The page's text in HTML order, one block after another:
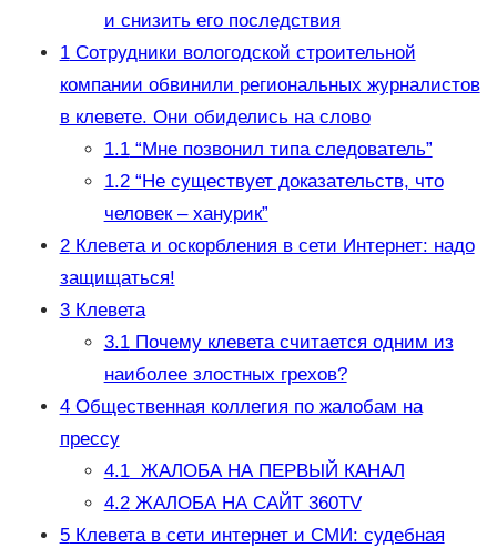
и снизить его последствия
1Сотрудники вологодской строительной
компании обвинили региональных журналистов
в клевете. Они обиделись на слово
1.1“Мне позвонил типа следователь”
1.2“Не существует доказательств, что
человек – ханурик”
2Клевета и оскорбления в сети Интернет: надо
защищаться!
3Клевета
3.1Почему клевета считается одним из
наиболее злостных грехов?
4Общественная коллегия по жалобам на
прессу
4.1ЖАЛОБА НА ПЕРВЫЙ КАНАЛ
4.2ЖАЛОБА НА САЙТ 360TV
5Клевета в сети интернет и СМИ: судебная